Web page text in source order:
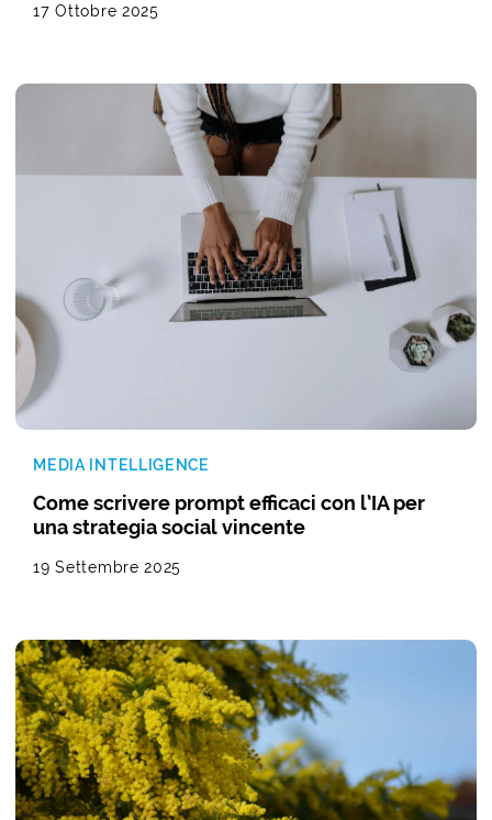
17 Ottobre 2025
MEDIA INTELLIGENCE
Come scrivere prompt efficaci con l’IA per
una strategia social vincente
19 Settembre 2025